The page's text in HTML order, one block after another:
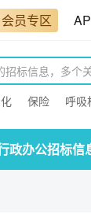
会员专区
保险 呼吸
政办公招标信